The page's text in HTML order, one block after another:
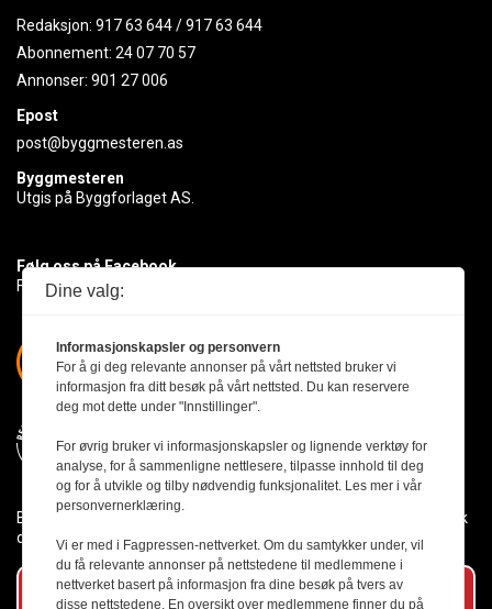
Redaksjon: 917 63 644/917 63 644
Abonnement: 24 07 70 57
Annonser: 901 27 006
Epost
post@byggmesteren.as
Byggmesteren
Utgis på Byggforlaget AS.
Følg oss på Facebook
Få med deg det siste innen byggebransjen
Byggmesteren følger Vær Varsom-plakaten og presseetikken slik
den er nedfelt i Redaktørplakaten.
Abonner på vårt nyhetsbrev
Dine valg:
Informasjonskapsler og personvern
For å gi deg relevante annonser på vårt nettsted bruker vi
informasjon fra ditt besøk på vårt nettsted. Du kan reservere
deg mot dette under "Innstillinger".
For øvrig bruker vi informasjonskapsler og lignende verktøy for
analyse, for å sammenligne nettlesere, tilpasse innhold til deg
og for å utvikle og tilby nødvendig funksjonalitet. Les mer i vår
personvernerklæring.
Vi er med i Fagpressen-nettverket. Om du samtykker under, vil
du få relevante annonser på nettstedene til medlemmene i
nettverket basert på informasjon fra dine besøk på tvers av
disse nettstedene. En oversikt over medlemmene finner du på